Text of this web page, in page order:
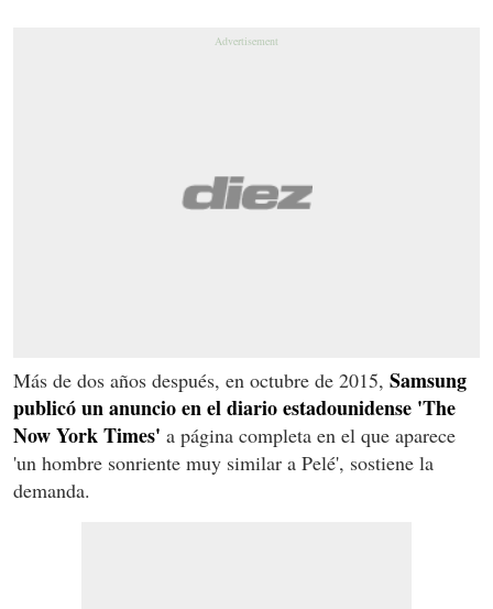
Más de dos años después, en octubre de 2015, Samsung
publicó un anuncio en el diario estadounidense 'The
Now York Times' a página completa en el que aparece
'un hombre sonriente muy similar a Pelé', sostiene la
demanda.